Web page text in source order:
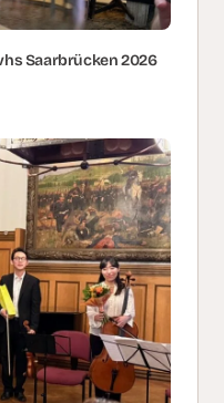
Saarbrücken 2026